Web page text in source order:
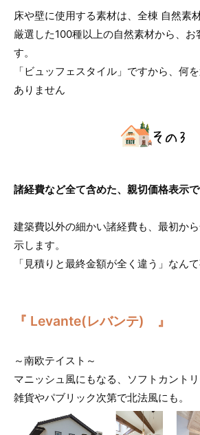
床や壁に使用する素材は、全棟 自然素
厳選した100種以上の自然素材から、お
す。
「ビュッフェスタイル」ですから、何
ありません
諸経費など全て含めた、親切価格表示で
建築費以外の細かい諸経費も、最初か
示します。
「見積りと最終金額が全く違う」なん
『 Levante(レバンテ) 』
～南欧テイスト～
マニッシュ風にもなる、ソフトカントリ
雑貨やパブリック次第で北法風にも。